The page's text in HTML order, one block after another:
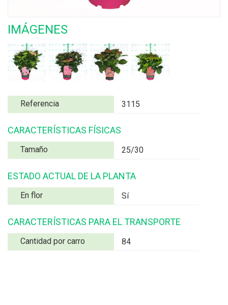
IMÁGENES
Referencia 3115
CARACTERÍSTICAS FÍSICAS
Tamaño 25/30
ESTADO ACTUAL DE LA PLANTA
En flor Sí
CARACTERÍSTICAS PARA EL TRANSPORTE
Cantidad por carro 84